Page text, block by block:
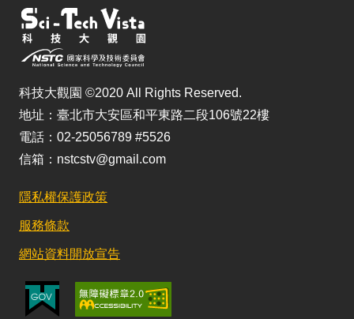
科技大觀園 ©2020 All Rights Reserved.
地址：臺北市大安區和平東路二段106號22樓
電話：02-25056789 #5526
信箱：nstcstv@gmail.com
隱私權保護政策
服務條款
網站資料開放宣告